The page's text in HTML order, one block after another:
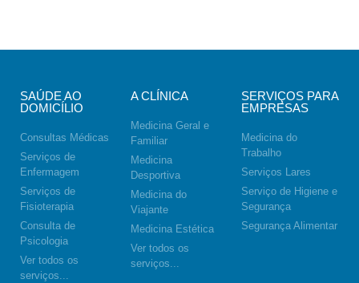
SAÚDE AO
DOMICÍLIO
Consultas Médicas
Serviços de
Enfermagem
Serviços de
Fisioterapia
Consulta de
Psicologia
Ver todos os
serviços...
A CLÍNICA
Medicina Geral e
Familiar
Medicina
Desportiva
Medicina do
Viajante
Medicina Estética
Ver todos os
serviços...
SERVIÇOS PARA
EMPRESAS
Medicina do
Trabalho
Serviços Lares
Serviço de Higiene e
Segurança
Segurança Alimentar